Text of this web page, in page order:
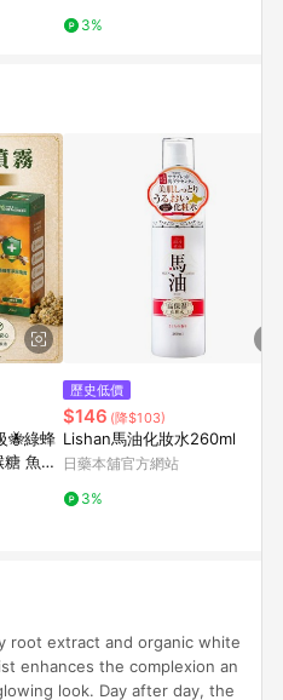
3%
🐝綠蜂
歷史低價
$146 (降$103)
Lishan馬油化妝水260ml
日藥本舖官方網站
3%
root extract and organic white
enhances the complexion an
look. Day after day, the